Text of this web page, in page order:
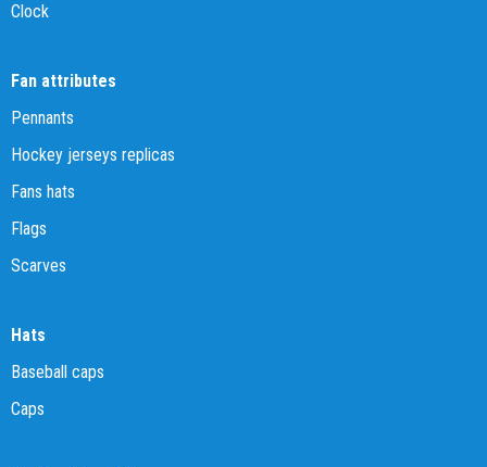
Clock
Fan attributes
Pennants
Hockey jerseys replicas
Fans hats
Flags
Scarves
Hats
Baseball caps
Caps